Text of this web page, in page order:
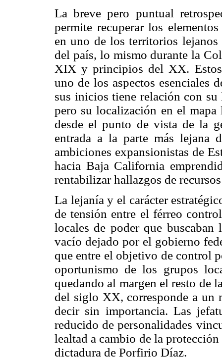
La breve pero puntual
permite recuperar los
en uno de los territorios
del país, lo mismo durante la
XIX y principios del XX. Estos
uno de los aspectos esenciales
sus inicios tiene relación con
pero su localización en el
desde el punto de vista de la
entrada a la parte más lejana
ambiciones expansionistas de
hacia Baja California
rentabilizar hallazgos de
La lejanía y el carácter
de tensión entre el férreo
locales de poder que
vacío dejado por el gobierno
que entre el objetivo de control
oportunismo de los grupos
quedando al margen el resto de
del siglo XX, corresponde a un
decir sin importancia. Las
reducido de personalidades
lealtad a cambio de la
dictadura de Porfirio Díaz.